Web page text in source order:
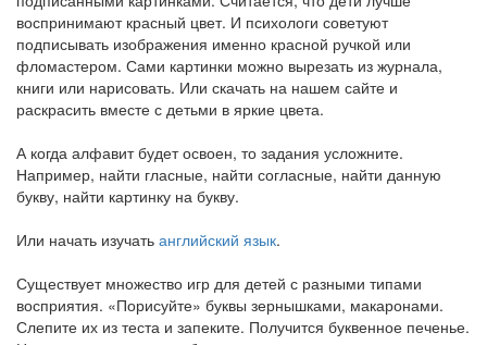
воспринимают красный цвет. И психологи советуют
подписывать изображения именно красной ручкой или
фломастером. Сами картинки можно вырезать из журнала,
книги или нарисовать. Или скачать на нашем сайте и
раскрасить вместе с детьми в яркие цвета.
А когда алфавит будет освоен, то задания усложните.
Например, найти гласные, найти согласные, найти данную
букву, найти картинку на букву.
Или начать изучать английский язык.
Существует множество игр для детей с разными типами
восприятия. «Порисуйте» буквы зернышками, макаронами.
Слепите их из теста и запеките. Получится буквенное печенье.